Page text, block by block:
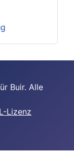
Buir. Alle
Lizenz